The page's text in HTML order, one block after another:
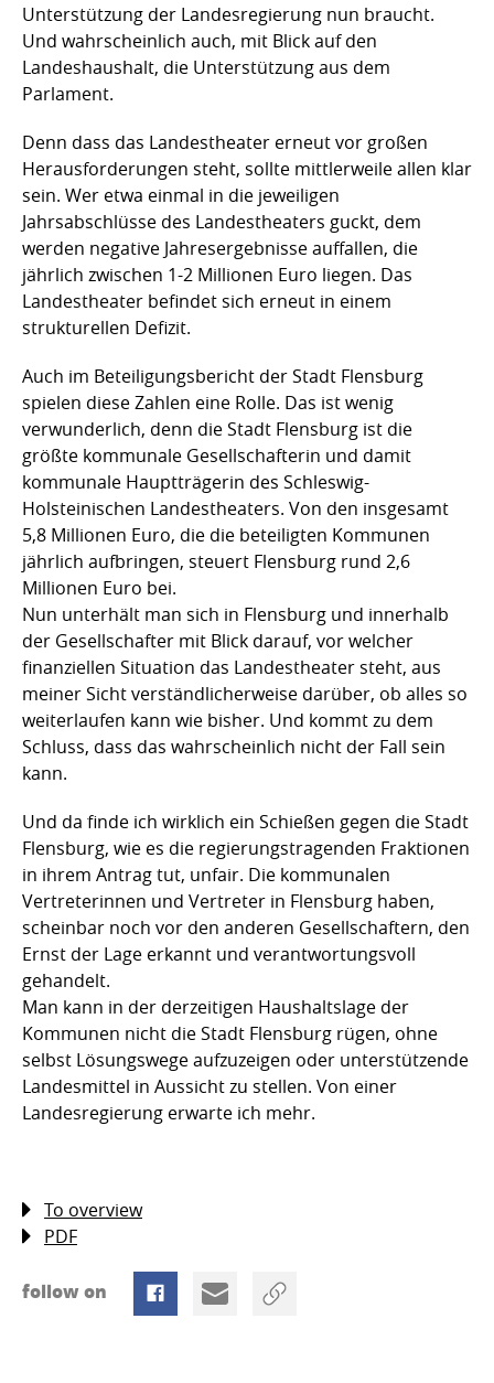
Unterstützung der Landesregierung nun braucht.
Und wahrscheinlich auch, mit Blick auf den
Landeshaushalt, die Unterstützung aus dem
Parlament.
Denn dass das Landestheater erneut vor großen
Herausforderungen steht, sollte mittlerweile allen klar
sein. Wer etwa einmal in die jeweiligen
Jahrsabschlüsse des Landestheaters guckt, dem
werden negative Jahresergebnisse auffallen, die
jährlich zwischen 1-2 Millionen Euro liegen. Das
Landestheater befindet sich erneut in einem
strukturellen Defizit.
Auch im Beteiligungsbericht der Stadt Flensburg
spielen diese Zahlen eine Rolle. Das ist wenig
verwunderlich, denn die Stadt Flensburg ist die
größte kommunale Gesellschafterin und damit
kommunale Hauptträgerin des Schleswig-
Holsteinischen Landestheaters. Von den insgesamt
5,8 Millionen Euro, die die beteiligten Kommunen
jährlich aufbringen, steuert Flensburg rund 2,6
Millionen Euro bei.
Nun unterhält man sich in Flensburg und innerhalb
der Gesellschafter mit Blick darauf, vor welcher
finanziellen Situation das Landestheater steht, aus
meiner Sicht verständlicherweise darüber, ob alles so
weiterlaufen kann wie bisher. Und kommt zu dem
Schluss, dass das wahrscheinlich nicht der Fall sein
kann.
Und da finde ich wirklich ein Schießen gegen die Stadt
Flensburg, wie es die regierungstragenden Fraktionen
in ihrem Antrag tut, unfair. Die kommunalen
Vertreterinnen und Vertreter in Flensburg haben,
scheinbar noch vor den anderen Gesellschaftern, den
Ernst der Lage erkannt und verantwortungsvoll
gehandelt.
Man kann in der derzeitigen Haushaltslage der
Kommunen nicht die Stadt Flensburg rügen, ohne
selbst Lösungswege aufzuzeigen oder unterstützende
Landesmittel in Aussicht zu stellen. Von einer
Landesregierung erwarte ich mehr.
To overview
PDF
follow on